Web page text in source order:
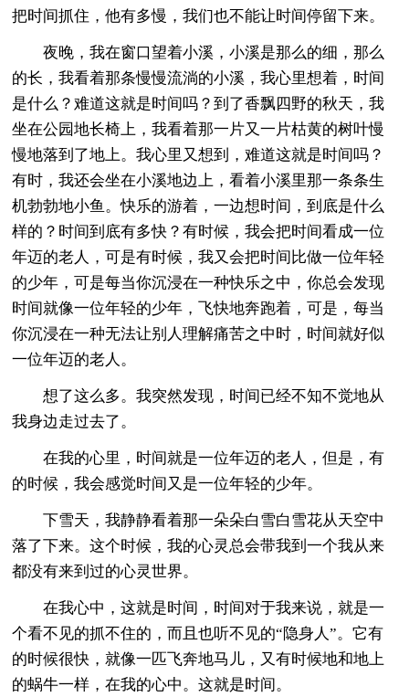
把时间抓住，他有多慢，我们也不能让时间停留下来。
夜晚，我在窗口望着小溪，小溪是那么的细，那么
的长，我看着那条慢慢流淌的小溪，我心里想着，时间
是什么？难道这就是时间吗？到了香飘四野的秋天，我
坐在公园地长椅上，我看着那一片又一片枯黄的树叶慢
慢地落到了地上。我心里又想到，难道这就是时间吗？
有时，我还会坐在小溪地边上，看着小溪里那一条条生
机勃勃地小鱼。快乐的游着，一边想时间，到底是什么
样的？时间到底有多快？有时候，我会把时间看成一位
年迈的老人，可是有时候，我又会把时间比做一位年轻
的少年，可是每当你沉浸在一种快乐之中，你总会发现
时间就像一位年轻的少年，飞快地奔跑着，可是，每当
你沉浸在一种无法让别人理解痛苦之中时，时间就好似
一位年迈的老人。
想了这么多。我突然发现，时间已经不知不觉地从
我身边走过去了。
在我的心里，时间就是一位年迈的老人，但是，有
的时候，我会感觉时间又是一位年轻的少年。
下雪天，我静静看着那一朵朵白雪白雪花从天空中
落了下来。这个时候，我的心灵总会带我到一个我从来
都没有来到过的心灵世界。
在我心中，这就是时间，时间对于我来说，就是一
个看不见的抓不住的，而且也听不见的“隐身人”。它有
的时候很快，就像一匹飞奔地马儿，又有时候地和地上
的蜗牛一样，在我的心中。这就是时间。